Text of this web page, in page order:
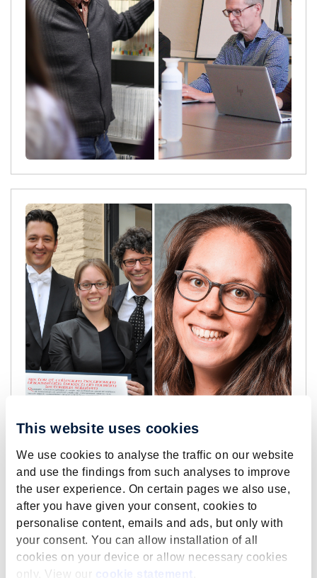
This website uses cookies
We use cookies to analyse the traffic on our website
and use the findings from such analyses to improve
the user experience. On certain pages we also use,
after you have given your consent, cookies to
personalise content, emails and ads, but only with
your consent. You can allow installation of all
cookies on your device or allow necessary cookies
only. View our
cookie statement
Lees de andere artikelen in de
ROA 40-serie